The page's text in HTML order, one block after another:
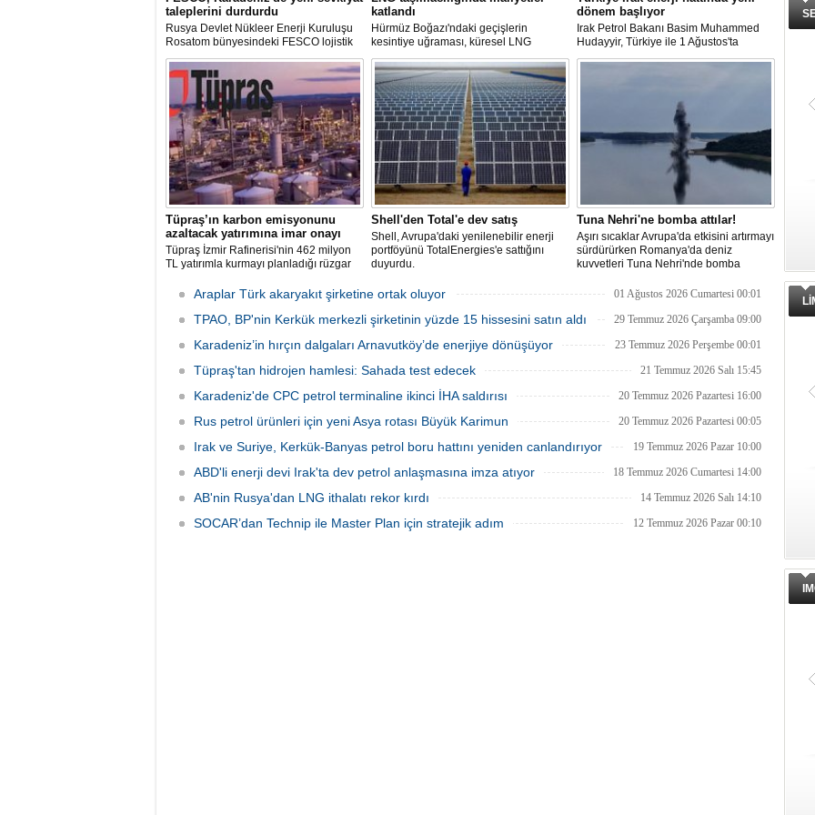
taleplerini durdurdu
Rusya Devlet Nükleer Enerji Kuruluşu
Rosatom bünyesindeki FESCO lojistik
şirketi, Karadeniz üzerinden yapılacak
sevkiyatlara ilişkin yeni taleplerin
kabulünü geçici olarak durdurdu.
katlandı
Hürmüz Boğazı'ndaki geçişlerin
kesintiye uğraması, küresel LNG
arzında aksamalara yol açarken sefer
sürelerini uzattı ve gemi kiralama ile
deniz yakıtı maliyetlerini 2022 enerji
krizinden bu yana en yüksek seviyelere
çıkardı.
dönem başlıyor
Irak Petrol Bakanı Basim Muhammed
Hudayyir, Türkiye ile 1 Ağustos'ta
imzalanan anlaşma kapsamında günlük
uzatıldığını belirten Hudayyir, bu süreçte
uzun vadeli bir çerçeve anlaşmanın
hazırlanacağını bildirdi.
Tüpraş’ın karbon emisyonunu
azaltacak yatırımına imar onayı
Tüpraş İzmir Rafinerisi'nin 462 milyon
TL yatırımla kurmayı planladığı rüzgar
nazım ve uygulama imar planı
değişiklikleri Çevre, Şehircilik ve İklim
Değişikliği Bakanlığı tarafından
Shell'den Total'e dev satış
Shell, Avrupa'daki yenilenebilir enerji
portföyünü TotalEnergies'e sattığını
duyurdu.
Tuna Nehri'ne bomba attılar!
Aşırı sıcaklar Avrupa'da etkisini artırmayı
sürdürürken Romanya'da deniz
kuvvetleri Tuna Nehri'nde bomba
Araplar Türk akaryakıt şirketine ortak oluyor 01 Ağustos 2026 Cumartesi 00:01
TPAO, BP'nin Kerkük merkezli şirketinin yüzde 15 hissesini satın aldı 29 Temmuz 2026 Çarşamba 09:00
Karadeniz’in hırçın dalgaları Arnavutköy’de enerjiye dönüşüyor 23 Temmuz 2026 Perşembe 00:01
Tüpraş'tan hidrojen hamlesi: Sahada test edecek 21 Temmuz 2026 Salı 15:45
Karadeniz'de CPC petrol terminaline ikinci İHA saldırısı 20 Temmuz 2026 Pazartesi 16:00
Rus petrol ürünleri için yeni Asya rotası Büyük Karimun 20 Temmuz 2026 Pazartesi 00:05
Irak ve Suriye, Kerkük-Banyas petrol boru hattını yeniden canlandırıyor 19 Temmuz 2026 Pazar 10:00
ABD'li enerji devi Irak'ta dev petrol anlaşmasına imza atıyor 18 Temmuz 2026 Cumartesi 14:00
AB'nin Rusya'dan LNG ithalatı rekor kırdı 14 Temmuz 2026 Salı 14:10
SOCAR’dan Technip ile Master Plan için stratejik adım 12 Temmuz 2026 Pazar 00:10